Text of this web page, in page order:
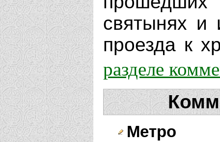
святынях и
проезда к
разделе
Метро